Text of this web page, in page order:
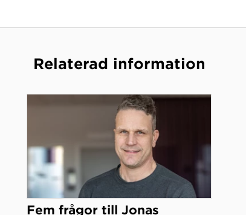
Relaterad information
Fem frågor till Jonas